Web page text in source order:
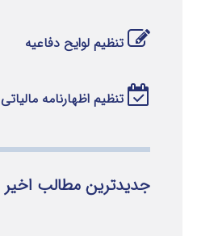
تنظیم لوایح دفاعیه
تنظیم اظهارنامه مالیاتی
جدیدترین مطالب اخیر